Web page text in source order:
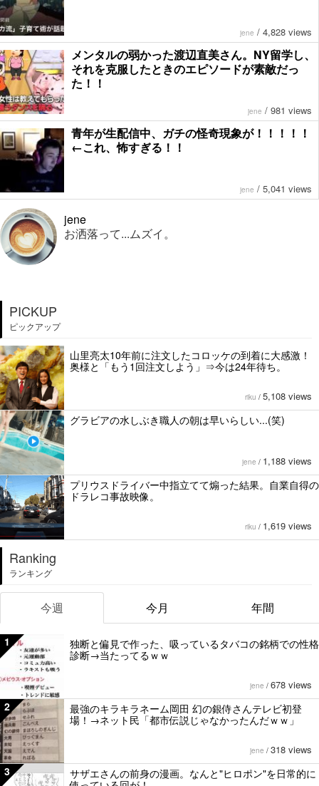
jene / 4,828 views
メンタルの弱かった渡辺直美さん。NY留学し、
それを克服したときのエピソードが素敵だっ
た！！
jene / 981 views
青年が生配信中、ガチの怪奇現象が！！！！！
←これ、怖すぎる！！
jene / 5,041 views
jene
お洒落って...ムズイ。
PICKUP
ピックアップ
山里亮太10年前に注文したコロッケの到着に大感激！
奥様と「もう1回注文しよう」⇒今は24年待ち。
riku / 5,108 views
グラビアの水しぶき職人の朝は早いらしい...(笑)
jene / 1,188 views
プリウスドライバー中指立てて煽った結果。自業自得の
ドラレコ事故映像。
riku / 1,619 views
Ranking
ランキング
今週 今月 年間
1
独断と偏見で作った、吸っているタバコの銘柄での性格
診断→当たってるｗｗ
jene / 678 views
2
最強のキラキラネーム岡田 幻の銀侍さんテレビ初登
場！→ネット民「都市伝説じゃなかったんだｗｗ」
jene / 318 views
3
サザエさんの前身の漫画。なんと"ヒロポン"を日常的に